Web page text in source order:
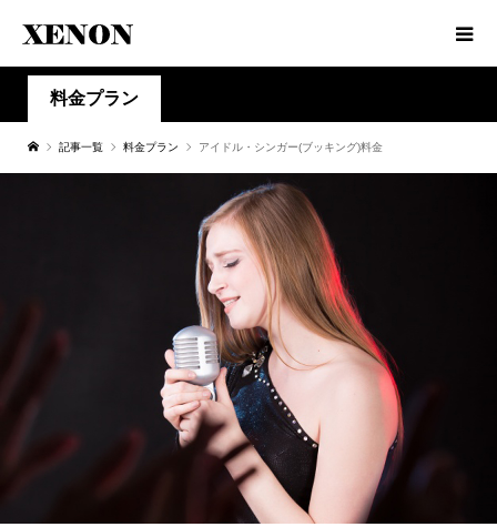
料金プラン
記事一覧 料金プラン アイドル・シンガー(ブッキング)料金